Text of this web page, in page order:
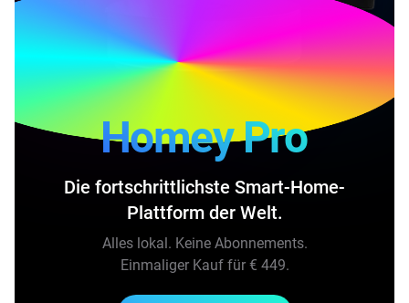
Homey Pro
Die fortschrittlichste Smart-Home-
Plattform der Welt.
Alles lokal. Keine Abonnements.
Einmaliger Kauf für € 449.